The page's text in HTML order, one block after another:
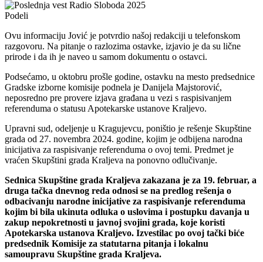
Podeli
Ovu informaciju Jović je potvrdio našoj redakciji u telefonskom
razgovoru. Na pitanje o razlozima ostavke, izjavio je da su lične
prirode i da ih je naveo u samom dokumentu o ostavci.
Podsećamo, u oktobru prošle godine, ostavku na mesto predsednice
Gradske izborne komisije podnela je Danijela Majstorović,
neposredno pre provere izjava građana u vezi s raspisivanjem
referenduma o statusu Apotekarske ustanove Kraljevo.
Upravni sud, odeljenje u Kragujevcu, poništio je rešenje Skupštine
grada od 27. novembra 2024. godine, kojim je odbijena narodna
inicijativa za raspisivanje referenduma o ovoj temi. Predmet je
vraćen Skupštini grada Kraljeva na ponovno odlučivanje.
Sednica Skupštine grada Kraljeva zakazana je za 19. februar, a
druga tačka dnevnog reda odnosi se na predlog rešenja o
odbacivanju narodne inicijative za raspisivanje referenduma
kojim bi bila ukinuta odluka o uslovima i postupku davanja u
zakup nepokretnosti u javnoj svojini grada, koje koristi
Apotekarska ustanova Kraljevo. Izvestilac po ovoj tački biće
predsednik Komisije za statutarna pitanja i lokalnu
samoupravu Skupštine grada Kraljeva.